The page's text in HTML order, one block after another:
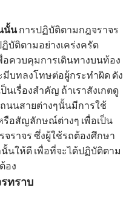
นการปฏิบัติตามกฎจราจร
บัติตามอย่างเคร่งครัด
อควบคุมการเดินทางบนท้อง
มีบทลงโทษต่อผู้กระทำผิด ดัง
เรื่องสำคัญ ถ้าเราสังเกตดู
นนสายต่างๆนั้นมีการใช้
รือสัญลักษณ์ต่างๆ เพื่อเป็น
ราจร ซึ่งผู้ใช้รถต้องศึกษา
ให้ดี เพื่อที่จะได้ปฏิบัติตาม
อง
ทราบ